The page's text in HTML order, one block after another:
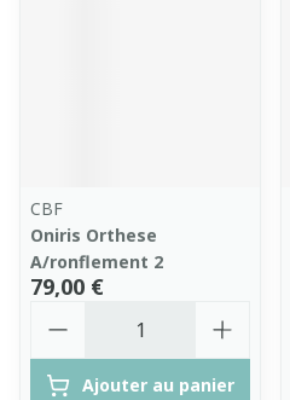
CBF
Oniris Orthese
A/ronflement 2
79,00 €
Ajouter au panier